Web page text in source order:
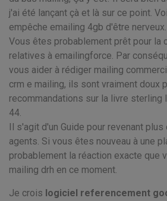
j'ai été lançant çà et là sur ce point.
empêche emailing 4gb d'être nerveux.
Vous êtes probablement prêt pour la
relatives à emailingforce. Par
vous aider à rédiger mailing
crm e mailing, ils sont vraiment doux
recommandations sur la livre sterling
44.
Il s'agit d'un Guide pour revenant
agents. Si vous êtes nouveau à une
probablement la réaction exacte que
mailing drh en ce moment.
Je crois logiciel referencement